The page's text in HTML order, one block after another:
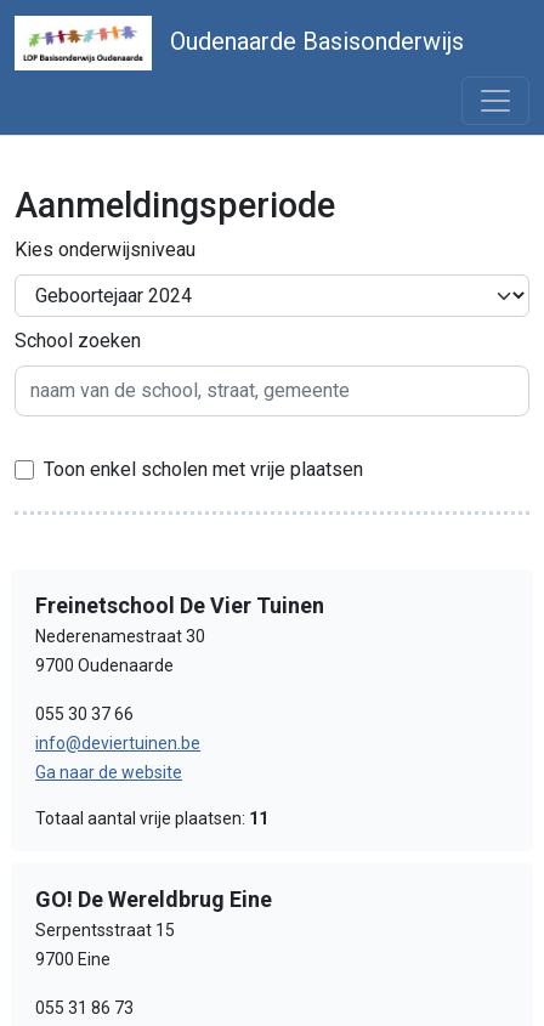
Oudenaarde Basisonderwijs
Aanmeldingsperiode
Kies onderwijsniveau
School zoeken
Toon enkel scholen met vrije plaatsen
Freinetschool De Vier Tuinen
Nederenamestraat 30
9700 Oudenaarde
055 30 37 66
info@deviertuinen.be
Ga naar de website
Totaal aantal vrije plaatsen: 11
GO! De Wereldbrug Eine
Serpentsstraat 15
9700 Eine
055 31 86 73